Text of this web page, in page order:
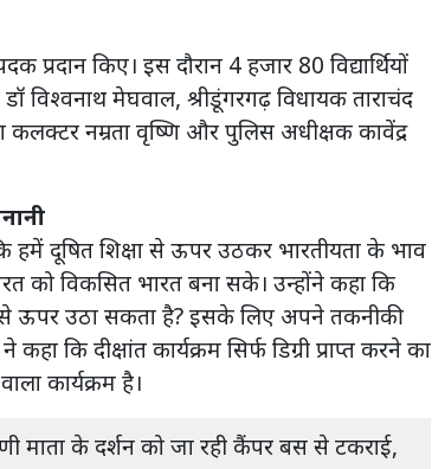
प्रदान किए। इस दौरान 4 हजार 80 विद्यार्थियों
विश्वनाथ मेघवाल, श्रीडूंगरगढ़ विधायक ताराचंद
कलक्टर नम्रता वृष्णि और पुलिस अधीक्षक कावेंद्र
हमें दूषित शिक्षा से ऊपर उठकर भारतीयता के भाव
को विकसित भारत बना सके। उन्होंने कहा कि
ऊपर उठा सकता है? इसके लिए अपने तकनीकी
कि दीक्षांत कार्यक्रम सिर्फ डिग्री प्राप्त करने का
कार्यक्रम है।
माता के दर्शन को जा रही कैंपर बस से टकराई,